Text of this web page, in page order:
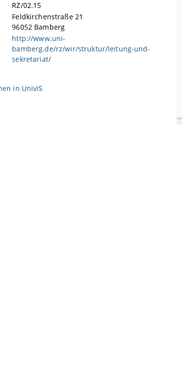
RZ/02.15
Feldkirchenstraße 21
96052 Bamberg
http://www.uni-
bamberg.de/rz/wir/struktur/leitung-und-
sekretariat/
in UnivIS